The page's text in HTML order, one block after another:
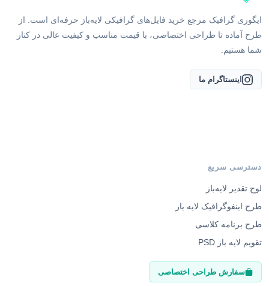
ایگوری گرافیک مرجع خرید فایل‌های گرافیکی لایه‌باز حرفه‌ای است. از
طرح آماده تا طراحی اختصاصی، با قیمت مناسب و کیفیت عالی در کنار
شما هستیم.
اینستاگرام ما
دسترسی سریع
لوح تقدیر لایه‌باز
طرح اینفوگرافیک لایه باز
طرح برنامه کلاسی
تقویم لایه باز PSD
سفارش طراحی اختصاصی